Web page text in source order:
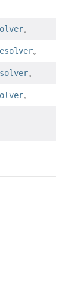
。
。
。
。